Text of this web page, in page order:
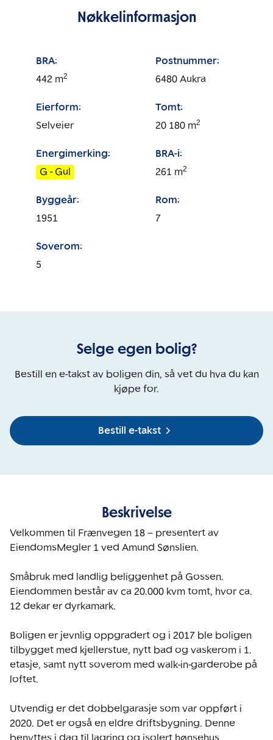
Nøkkelinformasjon
BRA:
442 m2
Postnummer:
6480 Aukra
Eierform:
Selveier
Tomt:
20 180 m2
Energimerking:
G - Gul
BRA-i:
261 m2
Byggeår:
1951
Rom:
7
Soverom:
5
Selge egen bolig?
Bestill en e-takst av boligen din, så vet du hva du kan
kjøpe for.
Bestill e-takst
Beskrivelse
Velkommen til Frænvegen 18 – presentert av
EiendomsMegler 1 ved Amund Sønslien.
Småbruk med landlig beliggenhet på Gossen.
Eiendommen består av ca 20.000 kvm tomt, hvor ca.
12 dekar er dyrkamark.
Boligen er jevnlig oppgradert og i 2017 ble boligen
tilbygget med kjellerstue, nytt bad og vaskerom i 1.
etasje, samt nytt soverom med walk-in-garderobe på
loftet.
Utvendig er det dobbelgarasje som var oppført i
2020. Det er også en eldre driftsbygning. Denne